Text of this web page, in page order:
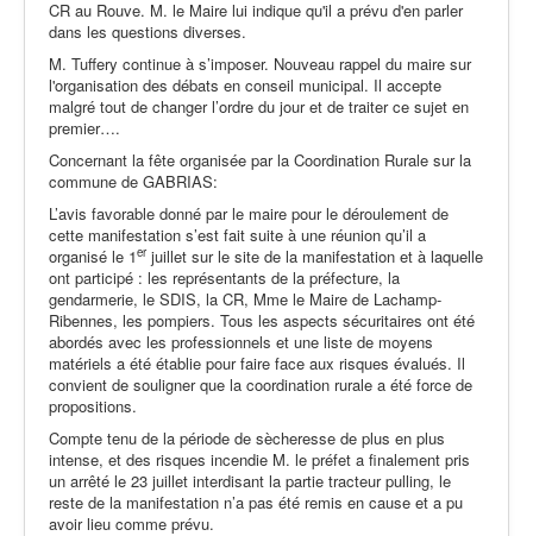
CR au Rouve. M. le Maire lui indique qu'il a prévu d'en parler
dans les questions diverses.
M. Tuffery continue à s’imposer. Nouveau rappel du maire sur
l'organisation des débats en conseil municipal. Il accepte
malgré tout de changer l’ordre du jour et de traiter ce sujet en
premier….
Concernant la fête organisée par la Coordination Rurale sur la
commune de GABRIAS:
L’avis favorable donné par le maire pour le déroulement de
cette manifestation s’est fait suite à une réunion qu’il a
organisé le 1er juillet sur le site de la manifestation et à laquelle
ont participé : les représentants de la préfecture, la
gendarmerie, le SDIS, la CR, Mme le Maire de Lachamp-
Ribennes, les pompiers. Tous les aspects sécuritaires ont été
abordés avec les professionnels et une liste de moyens
matériels a été établie pour faire face aux risques évalués. Il
convient de souligner que la coordination rurale a été force de
propositions.
Compte tenu de la période de sècheresse de plus en plus
intense, et des risques incendie M. le préfet a finalement pris
un arrêté le 23 juillet interdisant la partie tracteur pulling, le
reste de la manifestation n’a pas été remis en cause et a pu
avoir lieu comme prévu.